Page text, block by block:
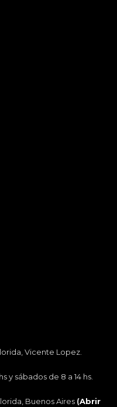
Vicente Lopez.
y sábados de 8 a 14 hs.
Buenos Aires (Abrir